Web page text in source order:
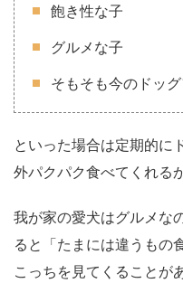
飽き性な子
グルメな子
そもそも今のドッ
といった場合は定期的に
外パクパク食べてくれる
我が家の愛犬はグルメな
ると「たまには違うもの
こっちを見てくることが